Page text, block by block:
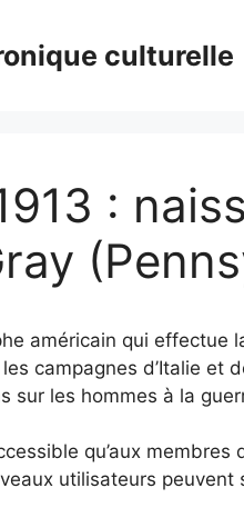
culturelle
:
américain qui effectue
campagnes d’Italie et
sur les hommes à la
qu’aux
utilisateurs peuvent